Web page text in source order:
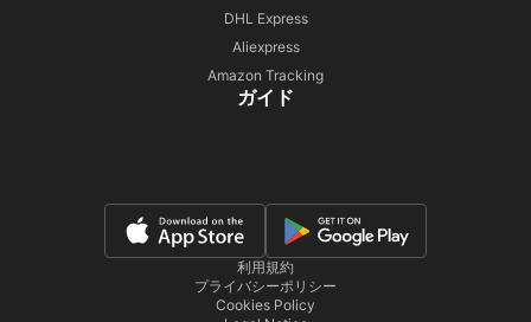
DHL Express
Aliexpress
Amazon Tracking
ガイド
利用規約
プライバシーポリシー
Cookies Policy